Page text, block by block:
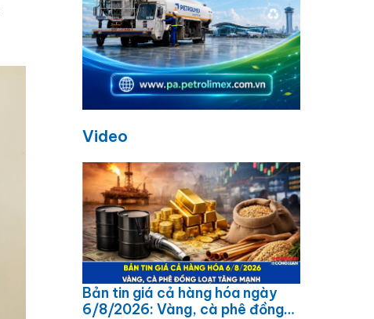
Video
Bản tin giá cả hàng hóa ngày
6/8/2026: Vàng, cà phê đồng